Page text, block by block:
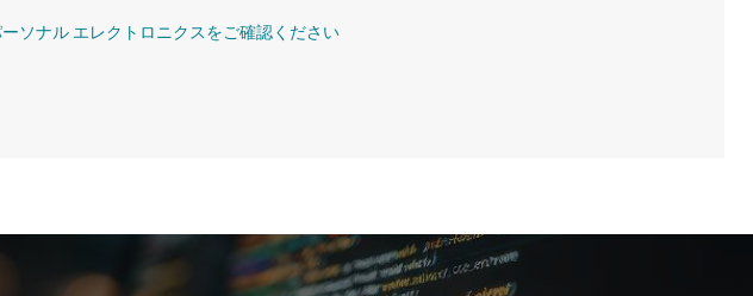
ソナル エレクトロニクスをご確認ください